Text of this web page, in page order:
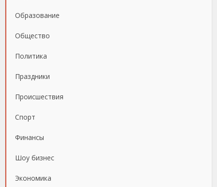
Образование
Общество
Политика
Праздники
Происшествия
Спорт
Финансы
Шоу бизнес
Экономика